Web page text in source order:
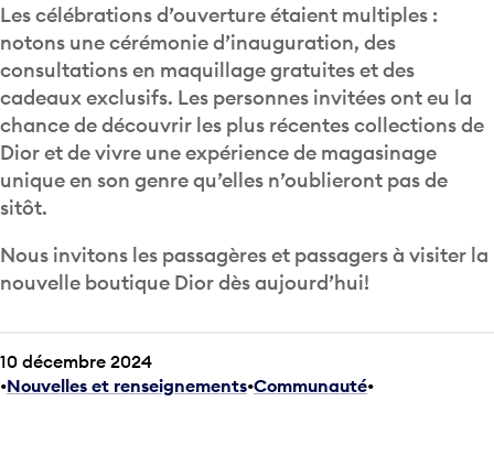
Les célébrations d’ouverture étaient multiples :
notons une cérémonie d’inauguration, des
consultations en maquillage gratuites et des
cadeaux exclusifs. Les personnes invitées ont eu la
chance de découvrir les plus récentes collections de
Dior et de vivre une expérience de magasinage
unique en son genre qu’elles n’oublieront pas de
sitôt.
Nous invitons les passagères et passagers à visiter la
nouvelle boutique Dior dès aujourd’hui!
10 décembre 2024
Nouvelles et renseignements•Communauté•